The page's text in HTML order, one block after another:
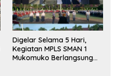
Digelar Selama 5 Hari,
Kegiatan MPLS SMAN 1
Mukomuko Berlangsung